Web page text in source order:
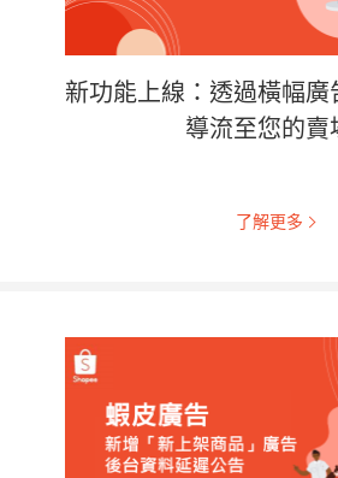
新功能上線：透過橫幅
導流至您的賣
了解更多